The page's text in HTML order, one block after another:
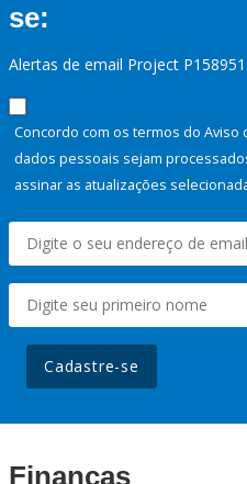
se:
Alertas de email Project P158951
Concordo com os termos do
dados pessoais sejam
assinar as atualizações
Cadastre-se
Finanças